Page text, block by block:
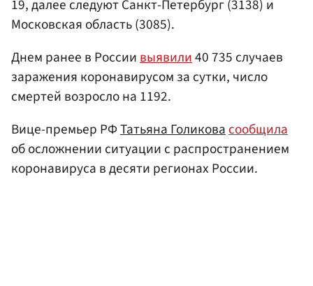
19, далее следуют Санкт-Петербург (3138) и
Московская область (3085).
Днем ранее в Россиивыявили40 735 случаев
заражения коронавирусом за сутки, число
смертей возросло на 1192.
Вице-премьер РФТатьяна Голиковасообщила
об осложнении ситуации с распространением
коронавируса в десяти регионах России.